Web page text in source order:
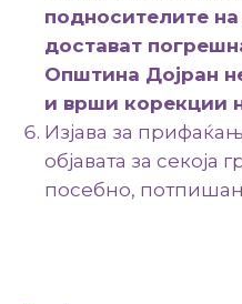
подносителите
достават
Општина Дојран
и врши корекции
Изјава за
објавата за секоја
посебно,